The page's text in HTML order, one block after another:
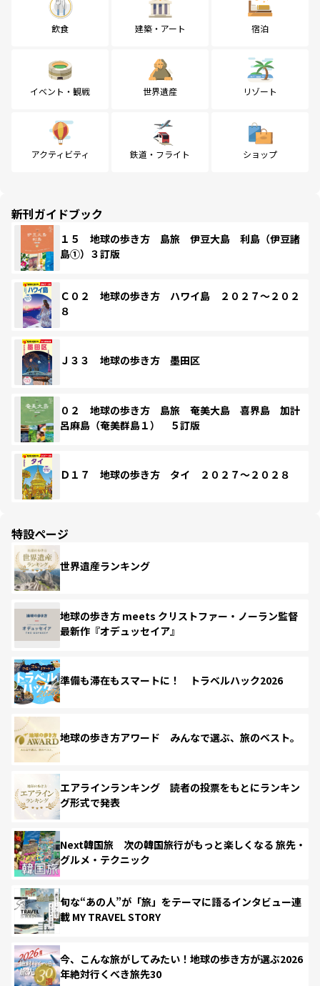
飲食 建築・アート 宿泊
イベント・観戦 世界遺産 リゾート
アクティビティ 鉄道・フライト ショップ
新刊ガイドブック
１５ 地球の歩き方 島旅 伊豆大島 利島（伊豆諸
島①）３訂版
Ｃ０２ 地球の歩き方 ハワイ島 ２０２７～２０２
８
Ｊ３３ 地球の歩き方 墨田区
０２ 地球の歩き方 島旅 奄美大島 喜界島 加計
呂麻島（奄美群島１） ５訂版
Ｄ１７ 地球の歩き方 タイ ２０２７～２０２８
特設ページ
世界遺産ランキング
地球の歩き方 meets クリストファー・ノーラン監督
最新作『オデュッセイア』
準備も滞在もスマートに！ トラベルハック2026
地球の歩き方アワード みんなで選ぶ、旅のベスト。
エアラインランキング 読者の投票をもとにランキン
グ形式で発表
Next韓国旅 次の韓国旅行がもっと楽しくなる 旅先・
グルメ・テクニック
旬な“あの人”が「旅」をテーマに語るインタビュー連
載 MY TRAVEL STORY
今、こんな旅がしてみたい！地球の歩き方が選ぶ2026
年絶対行くべき旅先30